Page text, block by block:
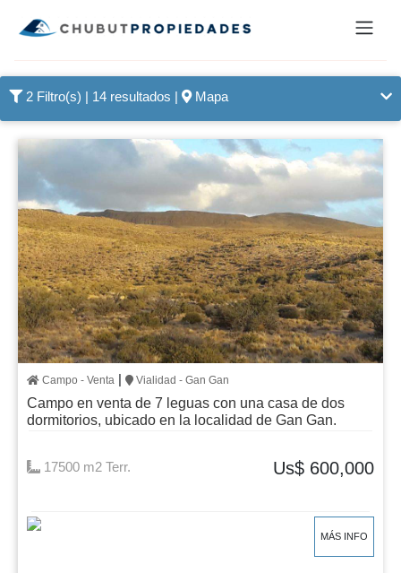
2 Filtro(s) | 14 resultados | Mapa
Campo - Venta | Vialidad - Gan Gan
Campo en venta de 7 leguas con una casa de dos
dormitorios, ubicado en la localidad de Gan Gan.
17500 m2 Terr. Us$ 600,000
MÁS INFO